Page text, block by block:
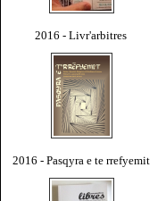
2016 - Livr'arbitres
2016 - Pasqyra e te rrefyemit